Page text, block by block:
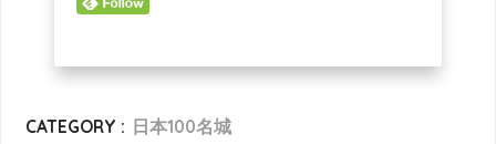
CATEGORY : 日本100名城